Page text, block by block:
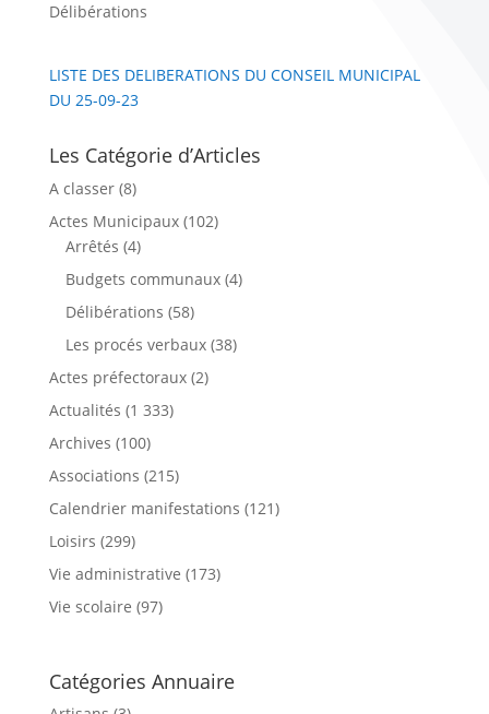
Délibérations
LISTE DES DELIBERATIONS DU CONSEIL MUNICIPAL
DU 25-09-23
Les Catégorie d’Articles
A classer(8)
Actes Municipaux(102)
Arrêtés (4)
Budgets communaux(4)
Délibérations (58)
Les procés verbaux(38)
Actes préfectoraux(2)
Actualités (1 333)
Archives (100)
Associations (215)
Calendrier manifestations (121)
Loisirs (299)
Vie administrative (173)
Vie scolaire (97)
Catégories Annuaire